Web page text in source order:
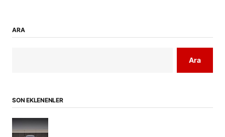
ARA
Ara
SON EKLENENLER